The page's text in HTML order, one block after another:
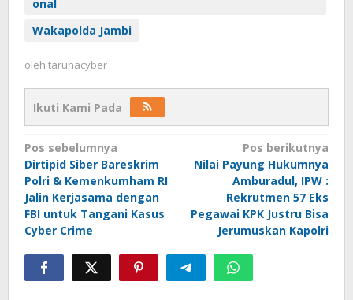
onal
Wakapolda Jambi
oleh tarunacyber
Ikuti Kami Pada
Navigasi
pos
Pos sebelumnya
Dirtipid Siber Bareskrim
Polri & Kemenkumham RI
Jalin Kerjasama dengan
FBI untuk Tangani Kasus
Cyber Crime
Pos berikutnya
Nilai Payung Hukumnya
Amburadul, IPW :
Rekrutmen 57 Eks
Pegawai KPK Justru Bisa
Jerumuskan Kapolri